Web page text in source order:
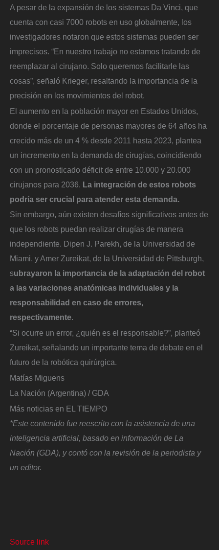
A pesar de la expansión de los sistemas Da Vinci, que
cuenta con casi 7000 robots en uso globalmente, los
investigadores notaron que estos sistemas pueden ser
imprecisos. “En nuestro trabajo no estamos tratando de
reemplazar al cirujano. Solo queremos facilitarle las
cosas”, señaló Krieger, resaltando la importancia de la
precisión en los movimientos del robot.
El aumento en la población mayor en Estados Unidos,
donde el porcentaje de personas mayores de 64 años ha
crecido más de un 4 % desde 2011 hasta 2023, plantea
un incremento en la demanda de cirugías, coincidiendo
con un pronosticado déficit de entre 10.000 y 20.000
cirujanos para 2036. La integración de estos robots
podría ser crucial para atender esta demanda.
Sin embargo, aún existen desafíos significativos antes de
que los robots puedan realizar cirugías de manera
independiente. Dipen J. Parekh, de la Universidad de
Miami, y Amer Zureikat, de la Universidad de Pittsburgh,
subrayaron la importancia de la adaptación del robot
a las variaciones anatómicas individuales y la
responsabilidad en caso de errores,
respectivamente.
“Si ocurre un error, ¿quién es el responsable?”, planteó
Zureikat, señalando un importante tema de debate en el
futuro de la robótica quirúrgica.
Matías Miguens
La Nación (Argentina) / GDA
Más noticias en EL TIEMPO
*Este contenido fue reescrito con la asistencia de una
inteligencia artificial, basado en información de La
Nación (GDA), y contó con la revisión de la periodista y
un editor.
Source link